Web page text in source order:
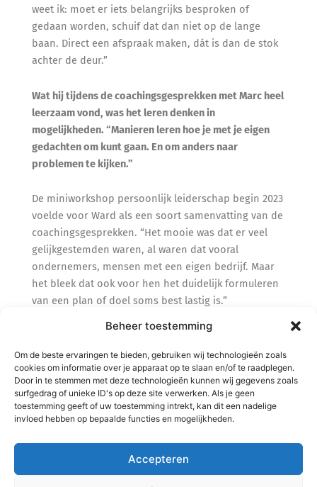
Beheer toestemming
Om de beste ervaringen te bieden, gebruiken wij technologieën zoals
cookies om informatie over je apparaat op te slaan en/of te raadplegen.
Door in te stemmen met deze technologieën kunnen wij gegevens zoals
surfgedrag of unieke ID's op deze site verwerken. Als je geen
toestemming geeft of uw toestemming intrekt, kan dit een nadelige
invloed hebben op bepaalde functies en mogelijkheden.
Accepteren
weet ik: moet er iets belangrijks besproken of
gedaan worden, schuif dat dan niet op de lange
baan. Direct een afspraak maken, dát is dan de stok
achter de deur.”
Wat hij tijdens de coachingsgesprekken met Marc heel
leerzaam vond, was het leren denken in
mogelijkheden. “Manieren leren hoe je met je eigen
gedachten om kunt gaan. En om anders naar
problemen te kijken.”
De miniworkshop persoonlijk leiderschap begin 2023
voelde voor Ward als een soort samenvatting van de
coachingsgesprekken. “Het mooie was dat er veel
gelijkgestemden waren, al waren dat vooral
ondernemers, mensen met een eigen bedrijf. Maar
het bleek dat ook voor hen het duidelijk formuleren
van een plan of doel soms best lastig is.”
En dat is waarom Ward Marc ook aan anderen
aanbeveelt. “Hij helpt daar bij, is heel klantgericht en
erg belangstellend, stelt vragen waardoor je aan het
denken wordt gezet.Daarnaast heeft hij veel
persoonlijke aandacht: je nog even ergens op wijzen,
je ongevraagd iets toesturen waar je misschien wel